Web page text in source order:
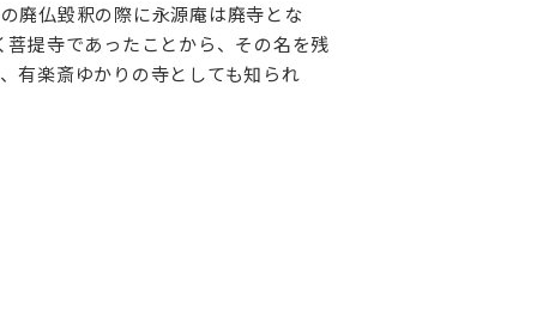
廃仏毀釈の際に永源庵は廃寺とな
提寺であったことから、その名を残
有楽斎ゆかりの寺としても知られ